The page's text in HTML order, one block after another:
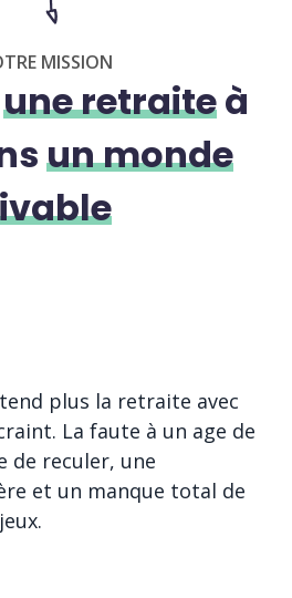
MISSION
une retraiteà
un monde
plus la retraite avec
La faute à un age de
de reculer, une
et un manque total de